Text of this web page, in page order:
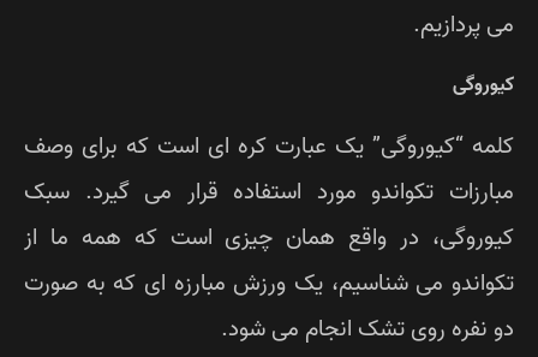
پردازیم.
“کیوروگی” یک عبارت کره ای است که برای وصف
تکواندو مورد استفاده قرار می گیرد. سبک
در واقع همان چیزی است که همه ما از
می شناسیم، یک ورزش مبارزه ای که به صورت
نفره روی تشک انجام می شود.